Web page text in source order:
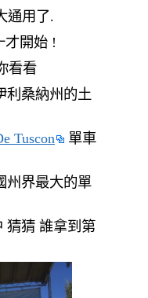
通用了.
才開始 !
看看
利桑納州的土
Tuscon
單車
州界最大的單
猜猜 誰拿到第